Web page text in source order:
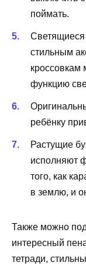
поймать.
Светящиеся
стильным
кроссовкам
функцию
ребёнку
Растущие
исполняют
того, как
в землю, и
Также можно
интересный
тетради,